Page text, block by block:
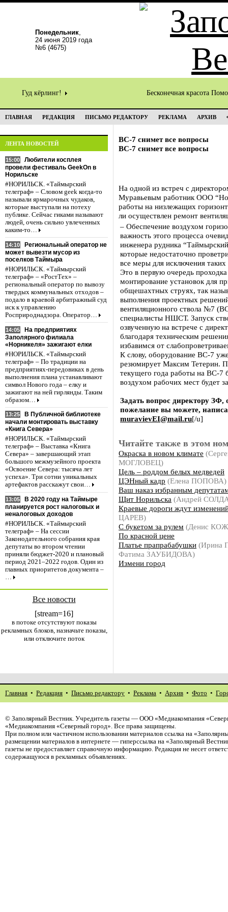
Понедельник,
24 июня 2019 года
№6 (4675)
Гуд кёрлинг! Бесконечная красота
ГЛАВНАЯ РЕДАКЦИЯ ПИСЬМО РЕДАКТОРУ РЕКЛАМА АРХИВ
ЛЕНТА НОВОСТЕЙ
15:00
Любители косплея
провели фестиваль GeekOn в
Норильске
#НОРИЛЬСК. «Таймырский
телеграф» – Словом geek когда-то
называли ярмарочных чудаков,
которые выступали на потеху
публике. Сейчас гиками называют
людей, очень сильно увлеченных
каким-то…
14:10
Региональный оператор не
может вывезти мусор из
поселков Таймыра
#НОРИЛЬСК. «Таймырский
телеграф» – «РостТех» –
региональный оператор по вывозу
твердых коммунальных отходов –
подало в краевой арбитражный суд
иск к управлению
Росприроднадзора. Оператор…
14:05
На предприятиях
Заполярного филиала
«Норникеля» зажигают елки
#НОРИЛЬСК. «Таймырский
телеграф» – По традиции на
предприятиях-передовиках в день
выполнения плана устанавливают
символ Нового года – елку и
зажигают на ней гирлянды. Таким
образом…
13:25
В Публичной библиотеке
начали монтировать выставку
«Книга Севера»
#НОРИЛЬСК. «Таймырский
телеграф» – Выставка «Книга
Севера» – завершающий этап
большого межмузейного проекта
«Освоение Севера: тысяча лет
успеха». Три сотни уникальных
артефактов расскажут свои…
13:05
В 2020 году на Таймыре
планируется рост налоговых и
неналоговых доходов
#НОРИЛЬСК. «Таймырский
телеграф» – На сессии
Законодательного собрания края
депутаты во втором чтении
приняли бюджет-2020 и плановый
период 2021–2022 годов. Один из
главных приоритетов документа –
…
Все новости
[stream=16]
в потоке отсутствуют показы
рекламных блоков, назначьте показы,
или отключите поток
ВС-7 снимет все вопросы
ВС-7 снимет все вопросы
На одной из встреч с
Муравьевым работник ООО
работы на низлежащих
ли осуществлен ремонт
– Обеспечение воздухом
важность этого процесса
инженера рудника
которые недостаточно
все меры для исключения таких
Это в первую очередь
монтирование установок для
общешахтных струях, так
выполнения проектных
вентиляционного ствола №7
специалисты НШСТ. Запуск
озвученную на встрече с
благодаря техническим
избавимся от
К слову, оборудование ВС-7
резюмирует Максим Тетерин.
текущего года работы на ВС-7
воздухом рабочих мест будет
Задать вопрос директору ЗФ,
пожелание вы можете,
muravievEI@mail.ru[/u]
Читайте также в этом
Окраска в новом климате
МОГЛОВЕЦ)
Цель – роддом белых медведей
ЦЭНный кадр (Елена ПОПОВА)
Ваш наказ избранным
Щит Норильска (Андрей
Краевые дороги ждут
ЦАРЕВ)
С букетом за рулем (Денис
По красной цене
Платье прапрабабушки (Ирина
Фатима ЗАУБИДОВА)
Измени город
Главная • Редакция • Письмо редактору • Реклама • Архив • Фото •
© Заполярный Вестник. Учредитель газеты — ООО «Медиакомпания
«Медиакомпания «Северный город». Все права защищены.
При полном или частичном использовании материалов ссылка на
размещении материалов в интернете — гиперссылка на «Заполярный
газеты не предоставляет справочную информацию. Редакция не несет
содержащуюся в рекламных объявлениях.